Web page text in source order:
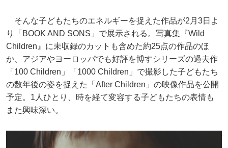
そんな子どもたちのエネルギーを捉えた作品が2月3日よ
り「BOOK AND SONS」で展示される。写真集『Wild
Children』に未収録のカットも含めた約25点の作品のほ
か、アジアやヨーロッパでも好評を博すシリーズの過去作
「100 Children」「1000 Children」で撮影した子どもたち
の数年後の姿を捉えた「After Children」の映像作品を公開
予定。1人ひとり、時を経て変容する子どもたちの表情も
また興味深い。